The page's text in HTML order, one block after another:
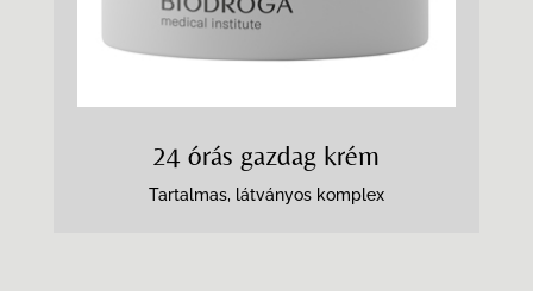
24 órás gazdag krém
Tartalmas, látványos komplex